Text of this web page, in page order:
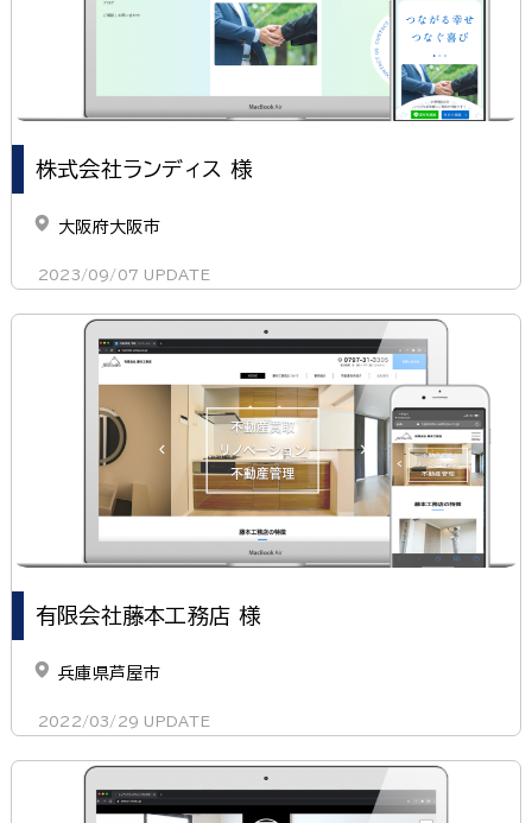
株式会社ランディス 様
大阪府大阪市
2023/09/07 UPDATE
有限会社藤本工務店 様
兵庫県芦屋市
2022/03/29 UPDATE